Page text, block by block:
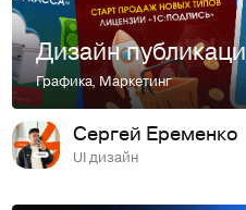
Графика, Маркетинг
Сергей Еременко
UI дизайн